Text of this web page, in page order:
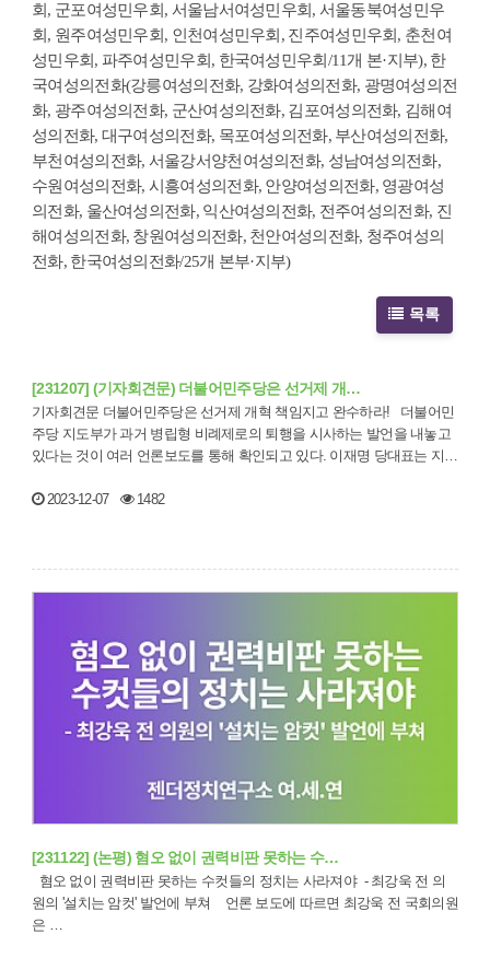
회, 군포여성민우회, 서울남서여성민우회, 서울동북여성민우
회, 원주여성민우회, 인천여성민우회, 진주여성민우회, 춘천여
성민우회, 파주여성민우회, 한국여성민우회/11개 본·지부), 한
국여성의전화(강릉여성의전화, 강화여성의전화, 광명여성의전
화, 광주여성의전화, 군산여성의전화, 김포여성의전화, 김해여
성의전화, 대구여성의전화, 목포여성의전화, 부산여성의전화,
부천여성의전화, 서울강서양천여성의전화, 성남여성의전화,
수원여성의전화, 시흥여성의전화, 안양여성의전화, 영광여성
의전화, 울산여성의전화, 익산여성의전화, 전주여성의전화, 진
해여성의전화, 창원여성의전화, 천안여성의전화, 청주여성의
전화, 한국여성의전화/25개 본부·지부)
목록
[231207] (기자회견문) 더불어민주당은 선거제 개…
기자회견문 더불어민주당은 선거제 개혁 책임지고 완수하라! 더불어민
주당 지도부가 과거 병립형 비례제로의 퇴행을 시사하는 발언을 내놓고
있다는 것이 여러 언론보도를 통해 확인되고 있다. 이재명 당대표는 지…
2023-12-07 1482
[231122] (논평) 혐오 없이 권력비판 못하는 수…
원의 '설치는 암컷' 발언에 부쳐 언론 보도에 따르면 최강욱 전 국회의원
은 …